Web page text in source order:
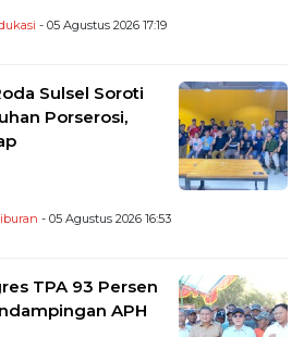
- 05 Agustus 2026 17:19
Sulsel Soroti
Porserosi,
- 05 Agustus 2026 16:53
TPA 93 Persen
APH